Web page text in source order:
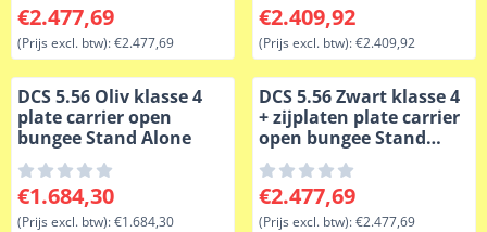
Prijs: 2 477,69, exclusief btw: 2 477,69
€2.477,69
(Prijs excl. btw):€2.477,69
Prijs: 2 409,92, exclusief
€2.409,92
(Prijs excl. btw):€2.409,92
DCS 5.56 Oliv klasse 4
plate carrier open
bungee Stand Alone
Prijs: 1 684,30, exclusief btw: 1 684,30
€1.684,30
(Prijs excl. btw):€1.684,30
DCS 5.56 Zwart klasse 4
+ zijplaten plate carrier
open bungee Stand
Alone
Prijs: 2 477,69, exclusief
€2.477,69
(Prijs excl. btw):€2.477,69